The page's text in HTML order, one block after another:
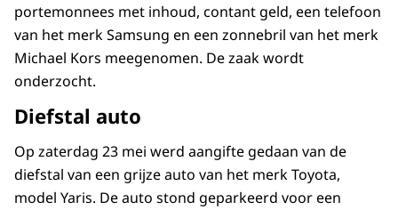
portemonnees met inhoud, contant geld, een telefoon
van het merk Samsung en een zonnebril van het merk
Michael Kors meegenomen. De zaak wordt
onderzocht.
Diefstal auto
Op zaterdag 23 mei werd aangifte gedaan van de
diefstal van een grijze auto van het merk Toyota,
model Yaris. De auto stond geparkeerd voor een